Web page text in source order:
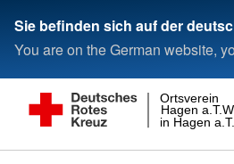
Sie befinden sich auf der
You are on the German website,
in Hagen
Hagen
Ortsverein